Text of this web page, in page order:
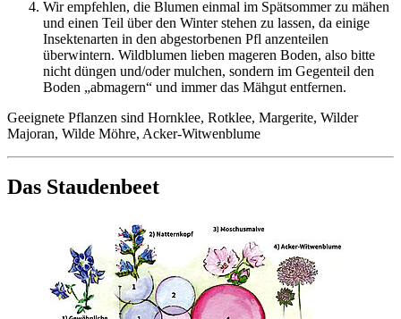
Wir empfehlen, die Blumen einmal im Spätsommer zu mähen
und einen Teil über den Winter stehen zu lassen, da einige
Insektenarten in den abgestorbenen Pfl anzenteilen
überwintern. Wildblumen lieben mageren Boden, also bitte
nicht düngen und/oder mulchen, sondern im Gegenteil den
Boden „abmagern“ und immer das Mähgut entfernen.
Geeignete Pflanzen sind Hornklee, Rotklee, Margerite, Wilder
Majoran, Wilde Möhre, Acker-Witwenblume
Das Staudenbeet